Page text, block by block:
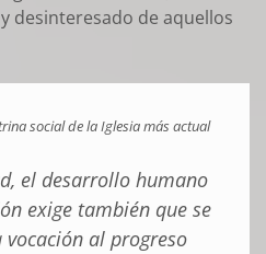
desinteresado de aquellos
social de la Iglesia más actual
el desarrollo humano
exige también que se
vocación al progreso